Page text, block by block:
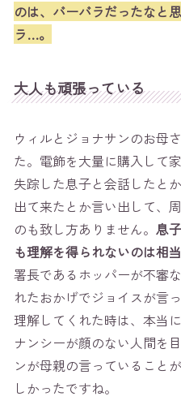
のは、バーバラだったなと
ラ…。
大人も頑張っている
ウィルとジョナサンのお母
た。電飾を大量に購入して
失踪した息子と会話したと
出て来たとか言い出して、
のも致し方ありません。 息
も理解を得られないのは相
署長であるホッパーが不審
れたおかげでジョイスが言
理解してくれた時は、本当
ナンシーが顔のない人間を
ンが母親の言っていること
しかったですね。